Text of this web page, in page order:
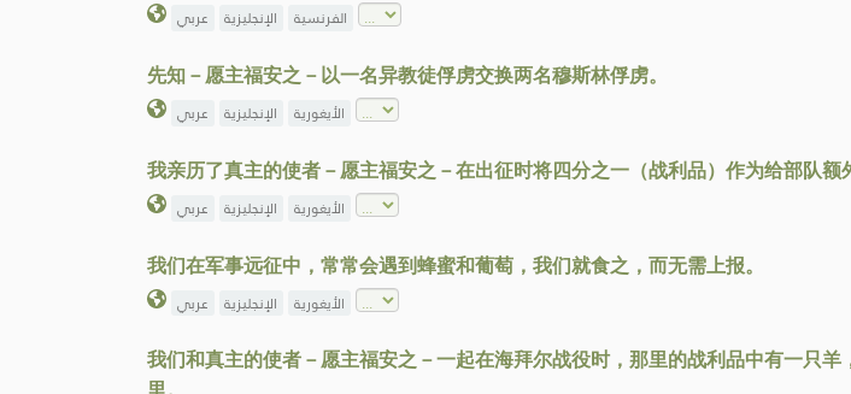
عربي الإنجليزية الفرنسية
先知－愿主福安之－以一名异教徒俘虏交换两名穆斯林俘虏。
عربي الإنجليزية الأيغورية
我亲历了真主的使者－愿主福安之－在出征时将四分之一（战利品）作为给部队额
عربي الإنجليزية الأيغورية
我们在军事远征中，常常会遇到蜂蜜和葡萄，我们就食之，而无需上报。
عربي الإنجليزية الأيغورية
我们和真主的使者－愿主福安之－一起在海拜尔战役时，那里的战利品中有一只